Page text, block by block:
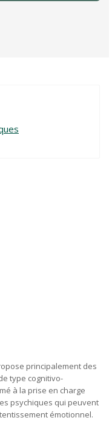
principalement des
type cognitivo-
à la prise en charge
psychiques qui peuvent
émotionnel.